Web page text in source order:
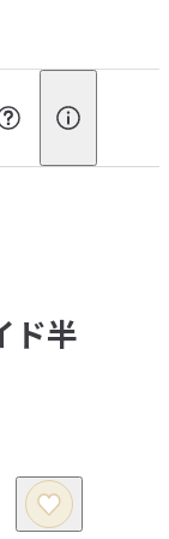
ド半